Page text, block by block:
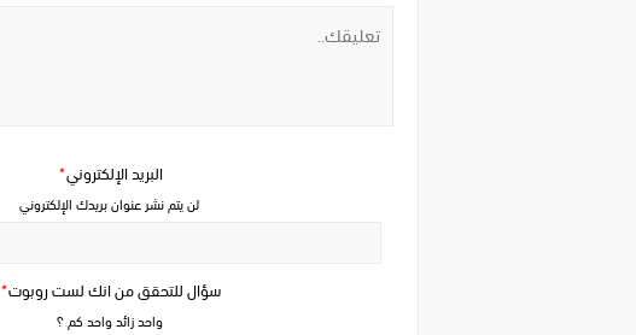
سؤال للتحقق من انك لست روبوت*
واحد زائد واحد كم ؟
البريد الإلكتروني*
لن يتم نشر عنوان بريدك الإلكتروني